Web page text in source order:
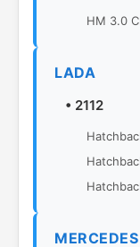
HM 3.0
LADA
• 2112
MERCEDES